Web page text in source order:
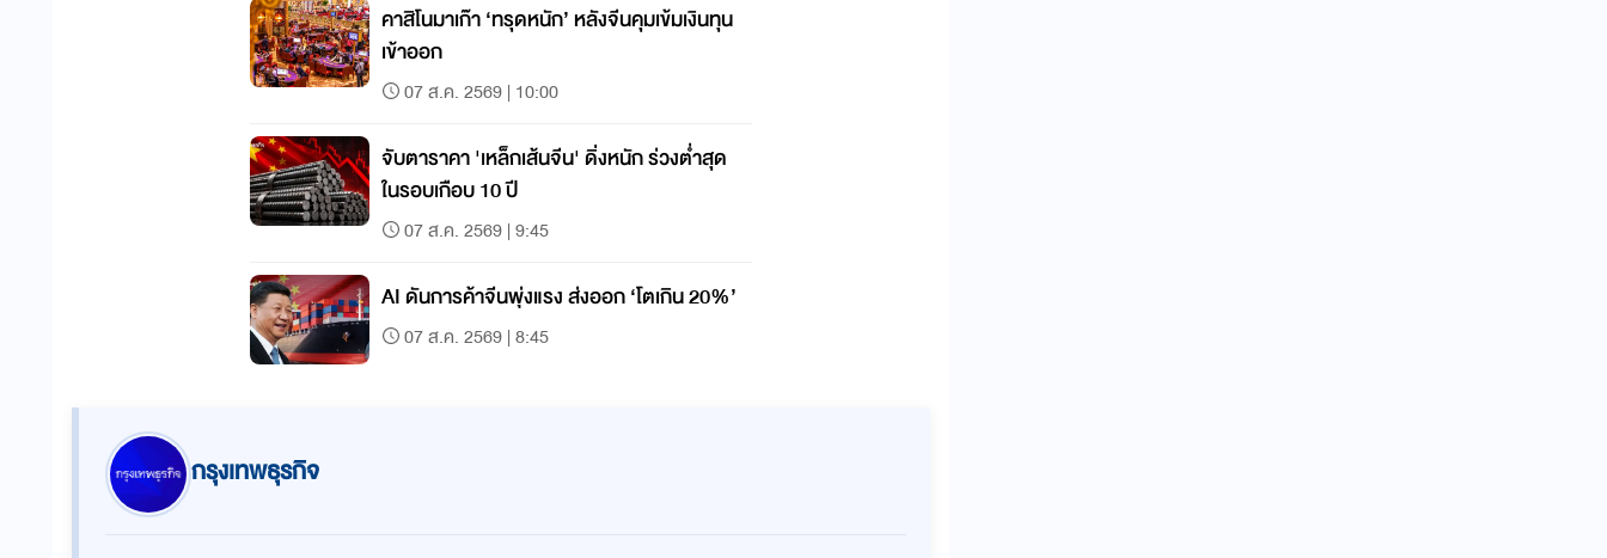
คาสิโนมาเก๊า ‘ทรุดหนัก’ หลังจีนคุมเข้มเงินทุน
เข้าออก
07 ส.ค. 2569 | 10:00
จับตาราคา 'เหล็กเส้นจีน' ดิ่งหนัก ร่วงต่ำสุด
ในรอบเกือบ 10 ปี
07 ส.ค. 2569 | 9:45
AI ดันการค้าจีนพุ่งแรง ส่งออก ‘โตเกิน 20%’
07 ส.ค. 2569 | 8:45
กรุงเทพธุรกิจ